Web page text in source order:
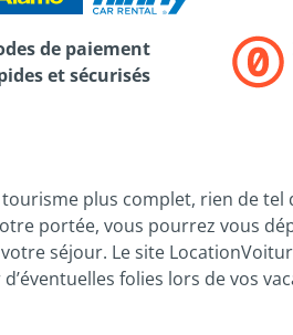
de paiement
et sécurisés
plus complet, rien de
portée, vous pourrez vous
séjour. Le site
folies lors de vos